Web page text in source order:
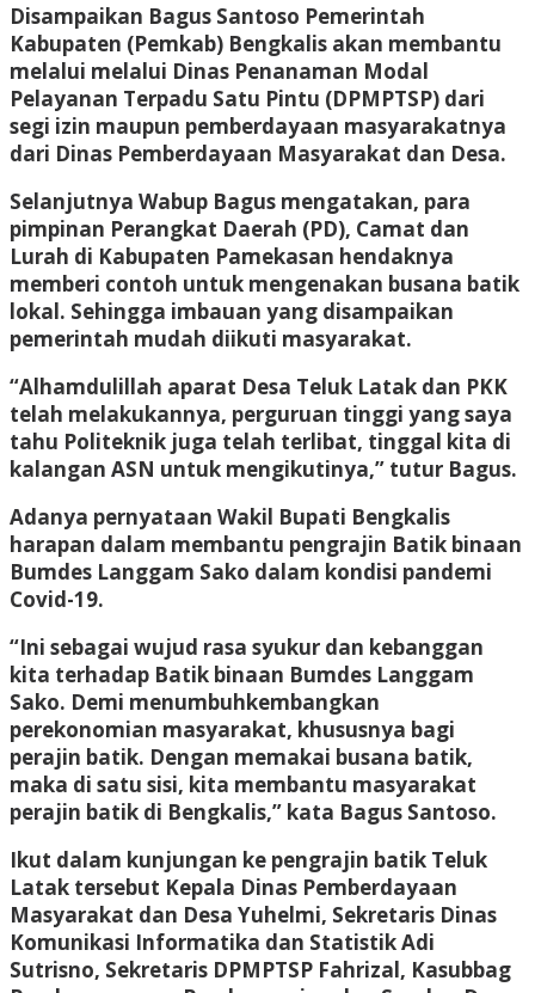
Disampaikan Bagus Santoso Pemerintah
Kabupaten (Pemkab) Bengkalis akan membantu
melalui melalui Dinas Penanaman Modal
Pelayanan Terpadu Satu Pintu (DPMPTSP) dari
segi izin maupun pemberdayaan masyarakatnya
dari Dinas Pemberdayaan Masyarakat dan Desa.
Selanjutnya Wabup Bagus mengatakan, para
pimpinan Perangkat Daerah (PD), Camat dan
Lurah di Kabupaten Pamekasan hendaknya
memberi contoh untuk mengenakan busana batik
lokal. Sehingga imbauan yang disampaikan
pemerintah mudah diikuti masyarakat.
“Alhamdulillah aparat Desa Teluk Latak dan PKK
telah melakukannya, perguruan tinggi yang saya
tahu Politeknik juga telah terlibat, tinggal kita di
kalangan ASN untuk mengikutinya,” tutur Bagus.
Adanya pernyataan Wakil Bupati Bengkalis
harapan dalam membantu pengrajin Batik binaan
Bumdes Langgam Sako dalam kondisi pandemi
Covid-19.
“Ini sebagai wujud rasa syukur dan kebanggan
kita terhadap Batik binaan Bumdes Langgam
Sako. Demi menumbuhkembangkan
perekonomian masyarakat, khususnya bagi
perajin batik. Dengan memakai busana batik,
maka di satu sisi, kita membantu masyarakat
perajin batik di Bengkalis,” kata Bagus Santoso.
Ikut dalam kunjungan ke pengrajin batik Teluk
Latak tersebut Kepala Dinas Pemberdayaan
Masyarakat dan Desa Yuhelmi, Sekretaris Dinas
Komunikasi Informatika dan Statistik Adi
Sutrisno, Sekretaris DPMPTSP Fahrizal, Kasubbag